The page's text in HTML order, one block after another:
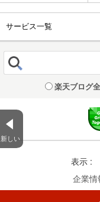
新しい
サービス一覧
楽天ブログ
表示 :
企業情